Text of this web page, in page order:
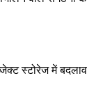
स्टोरेज में